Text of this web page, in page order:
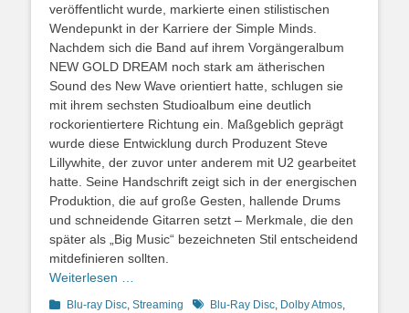
veröffentlicht wurde, markierte einen stilistischen
Wendepunkt in der Karriere der Simple Minds.
Nachdem sich die Band auf ihrem Vorgängeralbum
NEW GOLD DREAM noch stark am ätherischen
Sound des New Wave orientiert hatte, schlugen sie
mit ihrem sechsten Studioalbum eine deutlich
rockorientiertere Richtung ein. Maßgeblich geprägt
wurde diese Entwicklung durch Produzent Steve
Lillywhite, der zuvor unter anderem mit U2 gearbeitet
hatte. Seine Handschrift zeigt sich in der energischen
Produktion, die auf große Gesten, hallende Drums
und schneidende Gitarren setzt – Merkmale, die den
später als „Big Music“ bezeichneten Stil entscheidend
mitdefinieren sollten.
Weiterlesen …
Kategorien
Blu-ray Disc Streaming Schlagworte
Blu-Ray Disc Dolby Atmos